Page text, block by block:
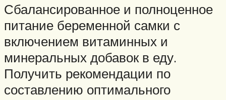
Сбалансированное и полноценное
питание беременной самки с
включением витаминных и
минеральных добавок в еду.
Получить рекомендации по
составлению оптимального